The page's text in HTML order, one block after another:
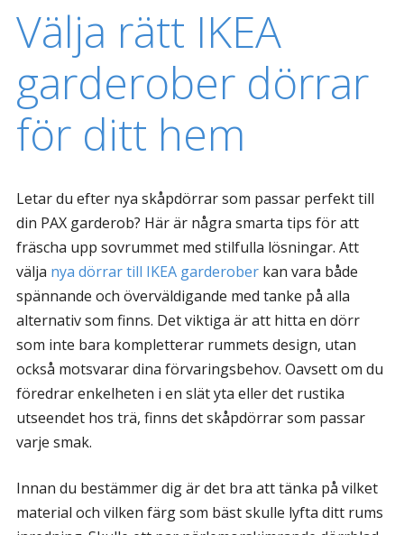
Välja rätt IKEA
garderober dörrar
för ditt hem
Letar du efter nya skåpdörrar som passar perfekt till
din PAX garderob? Här är några smarta tips för att
fräscha upp sovrummet med stilfulla lösningar. Att
välja nya dörrar till IKEA garderoberkan vara både
spännande och överväldigande med tanke på alla
alternativ som finns. Det viktiga är att hitta en dörr
som inte bara kompletterar rummets design, utan
också motsvarar dina förvaringsbehov. Oavsett om du
föredrar enkelheten i en slät yta eller det rustika
utseendet hos trä, finns det skåpdörrar som passar
varje smak.
Innan du bestämmer dig är det bra att tänka på vilket
material och vilken färg som bäst skulle lyfta ditt rums